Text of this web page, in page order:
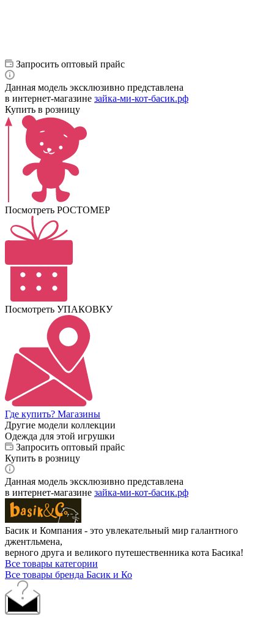
Запросить оптовый прайс
Данная модель эксклюзивно представлена
в интернет‑магазине зайка-ми-кот-басик.рф
Купить в розницу
Посмотреть РОСТОМЕР
Посмотреть УПАКОВКУ
Где купить? Магазины
Другие модели коллекции
Одежда для этой игрушки
Запросить оптовый прайс
Купить в розницу
Данная модель эксклюзивно представлена
в интернет‑магазине зайка-ми-кот-басик.рф
Басик и Компания - это увлекательный мир галантного
джентльмена,
верного друга и великого путешественника кота Басика!
Все товары категории
Все товары бренда Басик и Ко